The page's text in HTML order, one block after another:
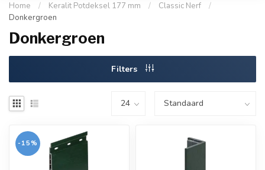
Home / Keralit Potdeksel 177 mm / Classic Nerf
/
Donkergroen
Donkergroen
Filters
-15%